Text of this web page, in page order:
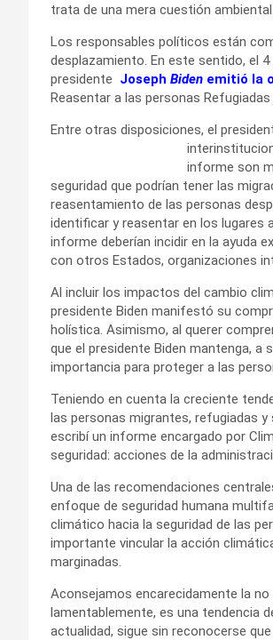
trata de una mera cuestión
Los responsables políticos están
desplazamiento. En este sentido, el
presidente Joseph Biden emitió la
Reasentar a las personas
Entre otras disposiciones, el
informe son
seguridad que podrían tener las
reasentamiento de las personas
identificar y reasentar en los lugares
informe deberían incidir en la ayuda
con otros Estados, organizaciones
Al incluir los impactos del cambio
presidente Biden manifestó su
holística. Asimismo, al querer
que el presidente Biden mantenga,
importancia para proteger a las
Teniendo en cuenta la creciente
las personas migrantes, refugiadas
escribí un informe encargado por
seguridad: acciones de la
Una de las recomendaciones
enfoque de seguridad humana
climático hacia la seguridad de las
importante vincular la acción
marginadas.
Aconsejamos encarecidamente la
lamentablemente, es una tendencia
actualidad, sigue sin reconocerse